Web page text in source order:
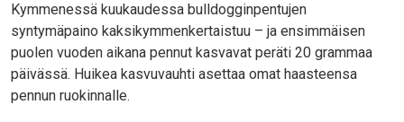
Kymmenessä kuukaudessa bulldogginpentujen
syntymäpaino kaksikymmenkertaistuu – ja ensimmäisen
puolen vuoden aikana pennut kasvavat peräti 20 grammaa
päivässä. Huikea kasvuvauhti asettaa omat haasteensa
pennun ruokinnalle.